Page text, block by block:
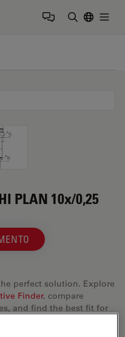
PLAN 10x/0,25
perfect solution. Explore
Finder, compare
and find the best fit for